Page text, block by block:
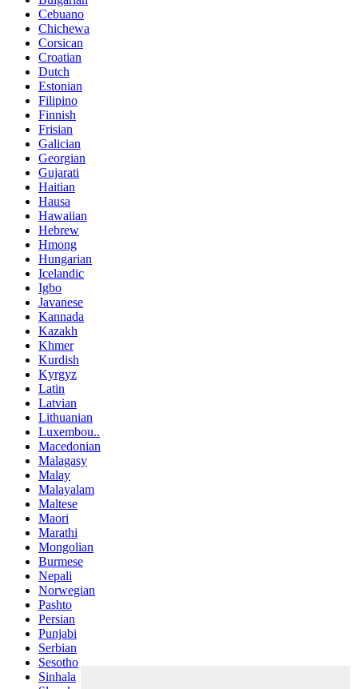
Cebuano
Chichewa
Corsican
Croatian
Dutch
Estonian
Filipino
Finnish
Frisian
Galician
Georgian
Gujarati
Haitian
Hausa
Hawaiian
Hebrew
Hmong
Hungarian
Icelandic
Igbo
Javanese
Kannada
Kazakh
Khmer
Kurdish
Kyrgyz
Latin
Latvian
Lithuanian
Luxembou..
Macedonian
Malagasy
Malay
Malayalam
Maltese
Maori
Marathi
Mongolian
Burmese
Nepali
Norwegian
Pashto
Persian
Punjabi
Serbian
Sesotho
Sinhala